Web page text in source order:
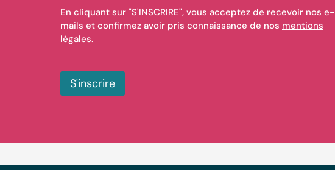
En cliquant sur "S'INSCRIRE", vous acceptez de recevoir nos e-
mails et confirmez avoir pris connaissance de nos mentions
légales.
S'inscrire